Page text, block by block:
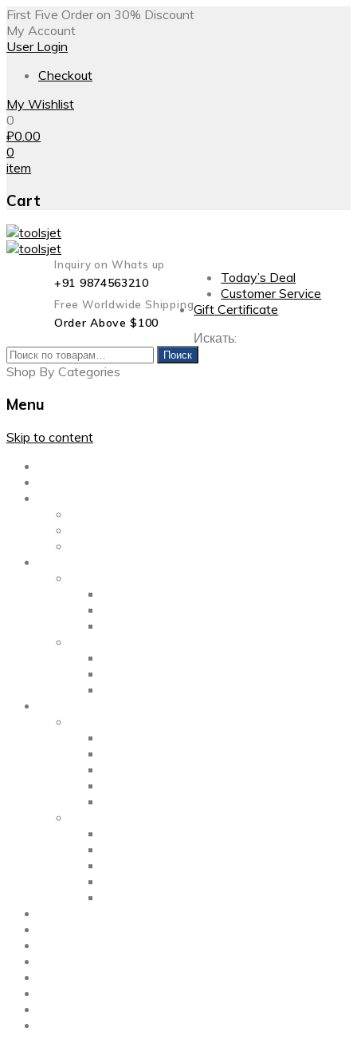
First Five Order on 30% Discount
My Account
User Login
Checkout
My Wishlist
0
₽0.00
0
item
Cart
Inquiry on Whats up
+91 9874563210
Free Worldwide Shipping
Order Above $100
Today’s Deal
Customer Service
Gift Certificate
Искать:
Поиск
Shop By Categories
Menu
Skip to content